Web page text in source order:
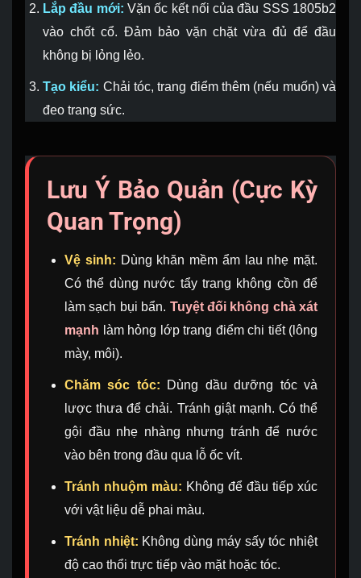
Lắp đầu mới: Vặn ốc kết nối của đầu SSS 1805b2
vào chốt cổ. Đảm bảo vặn chặt vừa đủ để đầu
không bị lỏng lẻo.
Tạo kiểu: Chải tóc, trang điểm thêm (nếu muốn) và
đeo trang sức.
Lưu Ý Bảo Quản (Cực Kỳ
Quan Trọng)
Vệ sinh: Dùng khăn mềm ẩm lau nhẹ mặt.
Có thể dùng nước tẩy trang không cồn để
làm sạch bụi bẩn. Tuyệt đối không chà xát
mạnh làm hỏng lớp trang điểm chi tiết (lông
mày, môi).
Chăm sóc tóc: Dùng dầu dưỡng tóc và
lược thưa để chải. Tránh giật mạnh. Có thể
gội đầu nhẹ nhàng nhưng tránh để nước
vào bên trong đầu qua lỗ ốc vít.
Tránh nhuộm màu: Không để đầu tiếp xúc
với vật liệu dễ phai màu.
Tránh nhiệt: Không dùng máy sấy tóc nhiệt
độ cao thổi trực tiếp vào mặt hoặc tóc.